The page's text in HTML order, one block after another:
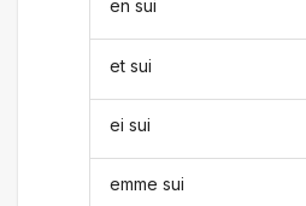
en sui
et sui
ei sui
emme sui